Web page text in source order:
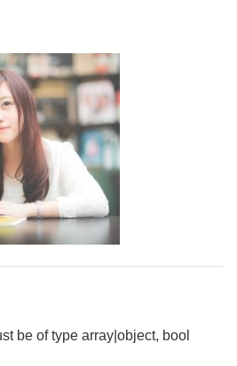
be of type array|object, bool